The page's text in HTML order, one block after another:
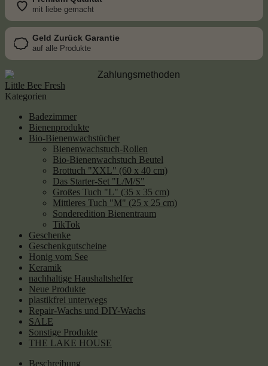
mit liebe gemacht
Geld Zurück Garantie
auf alle Produkte
Little Bee Fresh
Kategorien
Badezimmer
Bienenprodukte
Bio-Bienenwachstücher
Bienenwachstuch-Rollen
Bio-Bienenwachstuch Beutel
Brottuch "XXL" (60 x 40 cm)
Das Starter-Set "L/M/S"
Großes Tuch "L" (35 x 35 cm)
Mittleres Tuch "M" (25 x 25 cm)
Sonderedition Bienentraum
TikTok
Geschenke
Geschenkgutscheine
Honig vom See
Keramik
nachhaltige Haushaltshelfer
Neue Produkte
plastikfrei unterwegs
Repair-Wachs und DIY-Wachs
SALE
Sonstige Produkte
THE LAKE HOUSE
Beschreibung